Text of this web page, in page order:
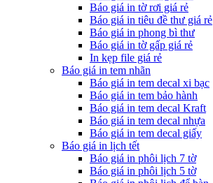
Báo giá in tờ rơi giá rẻ
Báo giá in tiêu đề thư giá rẻ
Báo giá in phong bì thư
Báo giá in tờ gấp giá rẻ
In kẹp file giá rẻ
Báo giá in tem nhãn
Báo giá in tem decal xi bạc
Báo giá in tem bảo hành
Báo giá in tem decal Kraft
Báo giá in tem decal nhựa
Báo giá in tem decal giấy
Báo giá in lịch tết
Báo giá in phôi lịch 7 tờ
Báo giá in phôi lịch 5 tờ